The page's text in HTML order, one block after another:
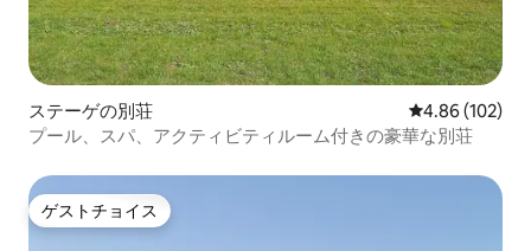
ステーゲの別荘 レビュー102
4.86 (102)
プール、スパ、アクティビティルーム付きの豪華な別荘
ゲストチョイス
ゲストチョイス